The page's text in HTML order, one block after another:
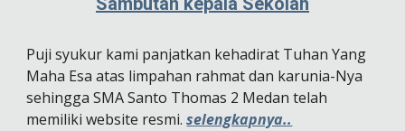
Puji syukur kami panjatkan kehadirat Tuhan Yang
Maha Esa atas limpahan rahmat dan karunia-Nya
sehinggaSMA Santo Thomas 2 Medantelah
memiliki website resmi.selengkapnya..